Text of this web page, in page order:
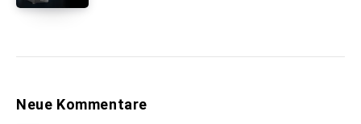
Neue Kommentare